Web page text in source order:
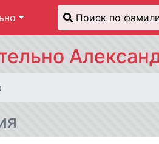
Поиск по